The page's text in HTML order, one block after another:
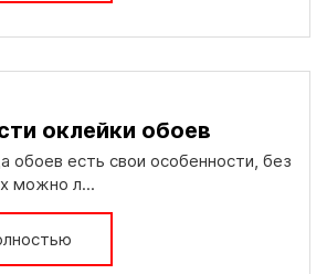
оклейки обоев
обоев есть свои особенности, без
можно л...